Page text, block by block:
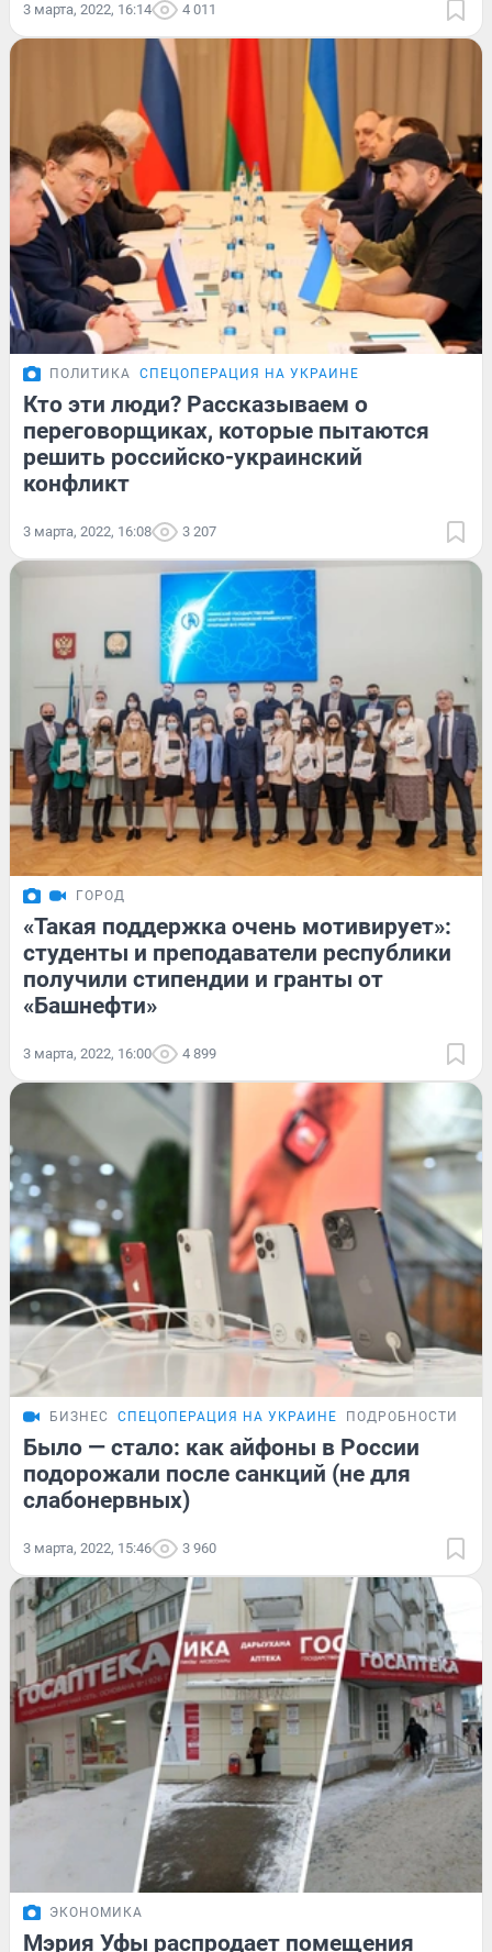
3 марта, 2022, 16:14 4 011
ПОЛИТИКА СПЕЦОПЕРАЦИЯ НА УКРАИНЕ
Кто эти люди? Рассказываем о
переговорщиках, которые пытаются
решить российско-украинский
конфликт
3 марта, 2022, 16:08 3 207
ГОРОД
«Такая поддержка очень мотивирует»:
студенты и преподаватели республики
получили стипендии и гранты от
«Башнефти»
3 марта, 2022, 16:00 4 899
БИЗНЕС СПЕЦОПЕРАЦИЯ НА УКРАИНЕ ПОДРОБНОСТИ
Было — стало: как айфоны в России
подорожали после санкций (не для
слабонервных)
3 марта, 2022, 15:46 3 960
ЭКОНОМИКА
Мэрия Уфы распродает помещения